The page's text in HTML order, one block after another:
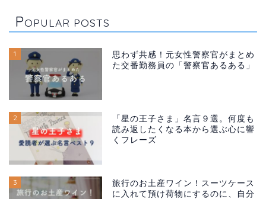
POPULAR POSTS
1
思わず共感！元女性警察官がまとめ
た交番勤務員の「警察官あるある」
2
「星の王子さま」名言９選。何度も
読み返したくなる本から選ぶ心に響
くフレーズ
3
旅行のお土産ワイン！スーツケース
に入れて預け荷物にするのに、自分